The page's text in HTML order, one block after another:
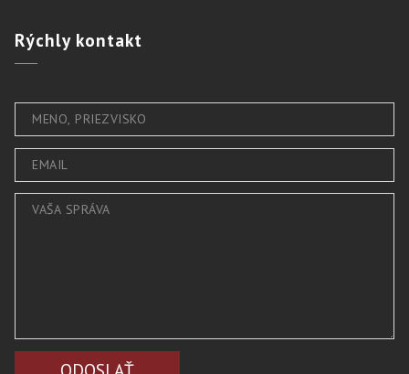
Rýchlykontakt